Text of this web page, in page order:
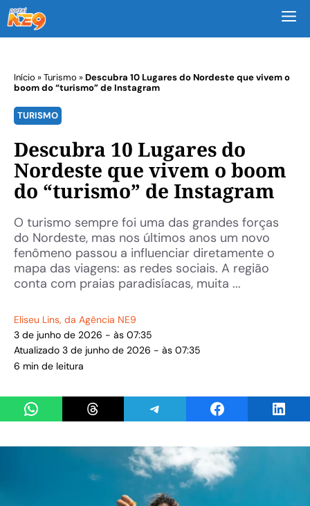
Início »Turismo »Descubra 10 Lugares do Nordeste que vivem o
boom do “turismo” de Instagram
TURISMO
Descubra 10 Lugares do
Nordeste que vivem o boom
do “turismo” de Instagram
O turismo sempre foi uma das grandes forças
do Nordeste, mas nos últimos anos um novo
fenômeno passou a influenciar diretamente o
mapa das viagens: as redes sociais. A região
conta com praias paradisíacas, muita ...
Eliseu Lins, da Agência NE9
3 de junho de 2026 - às 07:35
Atualizado 3 de junho de 2026 - às 07:35
6 min de leitura
Share on WhatsAppShare on ThreadsShare on TelegramShare on Facebook